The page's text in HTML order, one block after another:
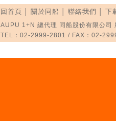
回首頁 關於同船 聯絡我們 下
AUPU 1+N 總代理 同船股份有限公司
TEL：02-2999-2801 / FAX：02-